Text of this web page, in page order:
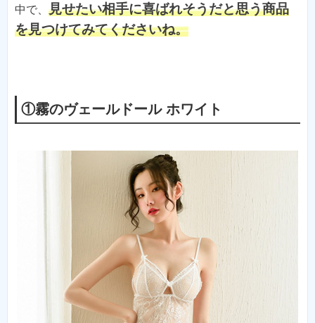
中で、 見せたい相手に喜ばれそうだと思う商品
を見つけてみてくださいね。
①霧のヴェールドール ホワイト